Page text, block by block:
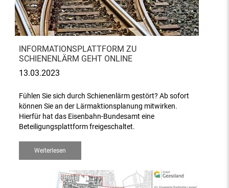
INFORMATIONSPLATTFORM ZU
SCHIENENLÄRM GEHT ONLINE
13.03.2023
Fühlen Sie sich durch Schienenlärm gestört? Ab sofort
können Sie an der Lärmaktionsplanung mitwirken.
Hierfür hat das Eisenbahn-Bundesamt eine
Beteiligungsplattform freigeschaltet.
Weiterlesen